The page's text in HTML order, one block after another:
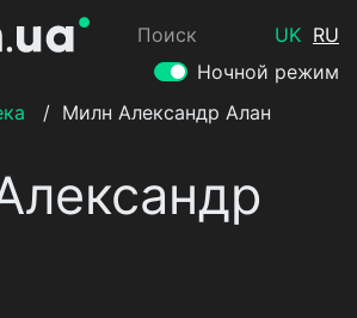
Поиск UK RU
Ночной режим
/ Милн Александр Алан